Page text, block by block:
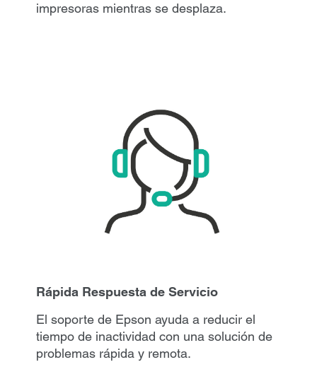
impresoras mientras se desplaza.
Rápida Respuesta de Servicio
El soporte de Epson ayuda a reducir el
tiempo de inactividad con una solución de
problemas rápida y remota.